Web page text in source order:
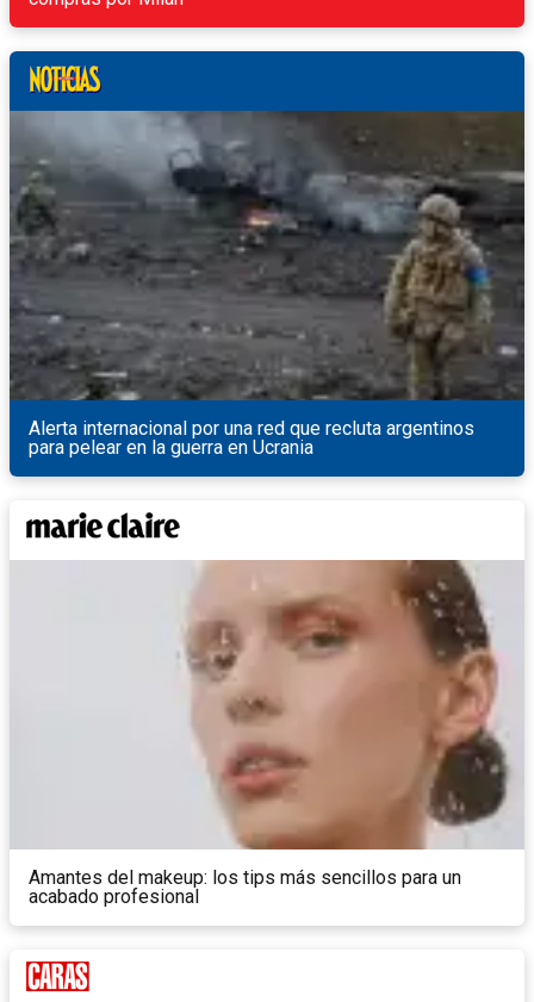
Alerta internacional por una red que recluta argentinos
para pelear en la guerra en Ucrania
Amantes del makeup: los tips más sencillos para un
acabado profesional